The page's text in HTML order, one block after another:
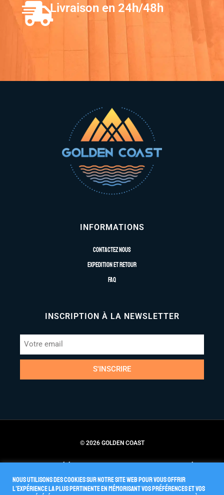
Livraison en 24h/48h
INFORMATIONS
Contactez nous
Expedition et retour
FAQ
INSCRIPTION À LA NEWSLETTER
S'INSCRIRE
© 2026 GOLDEN COAST
Nous utilisons des cookies sur notre site Web pour vous offrir
l'expérience la plus pertinente en mémorisant vos préférences et vos